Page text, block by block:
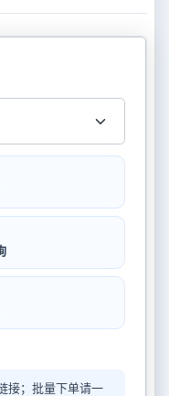
接；批量下单请一